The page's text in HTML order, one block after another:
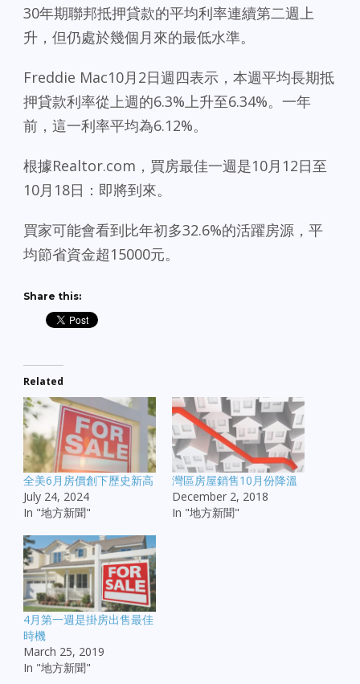
30年期聯邦抵押貸款的平均利率連續第二週上
升，但仍處於幾個月來的最低水準。
Freddie Mac10月2日週四表示，本週平均長期抵
押貸款利率從上週的6.3%上升至6.34%。一年
前，這一利率平均為6.12%。
根據Realtor.com，買房最佳一週是10月12日至
10月18日：即將到來。
買家可能會看到比年初多32.6%的活躍房源，平
均節省資金超15000元。
Share this:
Related
全美6月房價創下歷史新高
July 24, 2024
In "地方新聞"
灣區房屋銷售10月份降溫
December 2, 2018
In "地方新聞"
4月第一週是掛房出售最佳
時機
March 25, 2019
In "地方新聞"